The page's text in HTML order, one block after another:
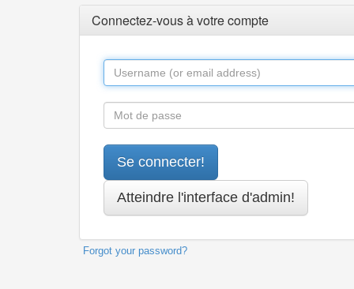
Connectez-vous à votre compte
Forgot your password?